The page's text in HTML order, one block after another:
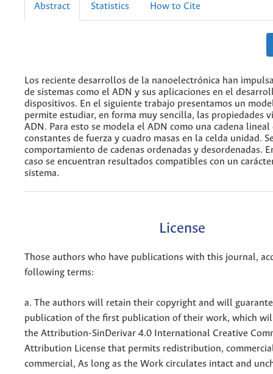
Abstract Statistics How to Cite
Los reciente desarrollos de la nanoelectrónica han
de sistemas como el ADN y sus aplicaciones en el
dispositivos. En el siguiente trabajo presentamos un
permite estudiar, en forma muy sencilla, las propiedades
ADN. Para esto se modela el ADN como una cadena lineal
constantes de fuerza y cuadro masas en la celda unidad.
comportamiento de cadenas ordenadas y desordenadas.
caso se encuentran resultados compatibles con un
sistema.
License
Those authors who have publications with this journal,
following terms:
a. The authors will retain their copyright and will
publication of the first publication of their work, which
the Attribution-SinDerivar 4.0 International Creative
Attribution License that permits redistribution,
commercial, As long as the Work circulates intact and